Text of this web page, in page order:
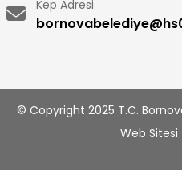
Kep Adresi
© Copyright 2025 T.C.
Web Sitesi